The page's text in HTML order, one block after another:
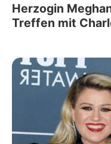
Herzogin
Treffen mit